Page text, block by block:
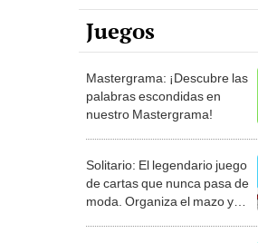
Juegos
Mastergrama: ¡Descubre las
palabras escondidas en
nuestro Mastergrama!
Solitario: El legendario juego
de cartas que nunca pasa de
moda. Organiza el mazo y